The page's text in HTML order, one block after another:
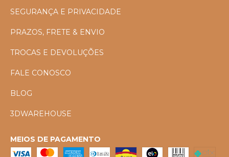
SEGURANÇA E PRIVACIDADE
PRAZOS, FRETE & ENVIO
TROCAS E DEVOLUÇÕES
FALE CONOSCO
BLOG
3DWAREHOUSE
MEIOS DE PAGAMENTO